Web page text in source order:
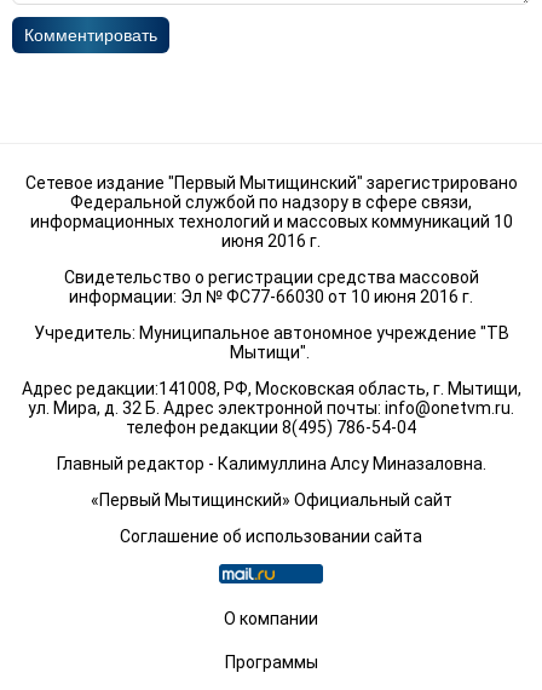
Комментировать
Сетевое издание "Первый Мытищинский" зарегистрировано
Федеральной службой по надзору в сфере связи,
информационных технологий и массовых коммуникаций 10
июня 2016 г.
Свидетельство о регистрации средства массовой
информации: Эл № ФС77-66030 от 10 июня 2016 г.
Учредитель: Муниципальное автономное учреждение "ТВ
Мытищи".
Адрес редакции:141008, РФ, Московская область, г. Мытищи,
ул. Мира, д. 32 Б. Адрес электронной почты: info@onetvm.ru
телефон редакции 8(495) 786-54-04
Главный редактор - Калимуллина Алсу Миназаловна.
«Первый Мытищинский» Официальный сайт
Соглашение об использовании сайта
О компании
Программы